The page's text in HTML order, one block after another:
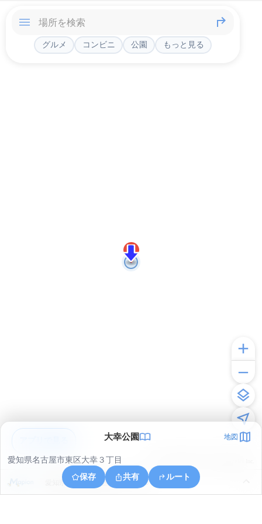
グルメ コンビニ 公園 もっと見る
大幸公園 地図
愛知県名古屋市東区大幸３丁目
保存
共有 ルート
愛知県名古屋市東区大幸３丁目９